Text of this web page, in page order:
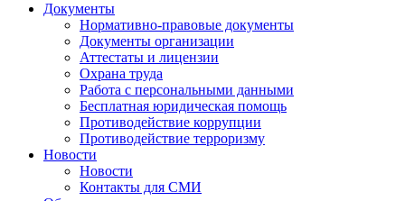
Документы
Нормативно-правовые документы
Документы организации
Аттестаты и лицензии
Охрана труда
Работа с персональными данными
Бесплатная юридическая помощь
Противодействие коррупции
Противодействие терроризму
Новости
Новости
Контакты для СМИ